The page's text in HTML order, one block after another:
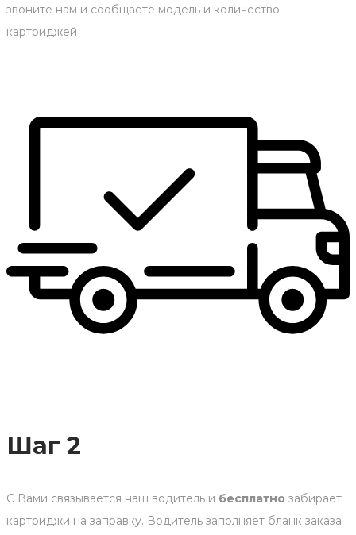
звоните нам и сообщаете модель и количество
картриджей
Шаг 2
С Вами связывается наш водитель и бесплатно забирает
картриджи на заправку. Водитель заполняет бланк заказа